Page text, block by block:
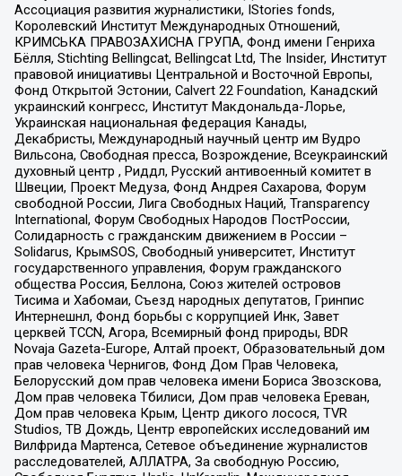
Ассоциация развития журналистики, IStories fonds,
Королевский Институт Международных Отношений,
КРИМСЬКА ПРАВОЗАХИСНА ГРУПА, Фонд имени Генриха
Бёлля, Stichting Bellingcat, Bellingcat Ltd, The Insider, Институт
правовой инициативы Центральной и Восточной Европы,
Фонд Открытой Эстонии, Calvert 22 Foundation, Канадский
украинский конгресс, Институт Макдональда-Лорье,
Украинская национальная федерация Канады,
Декабристы, Международный научный центр им Вудро
Вильсона, Свободная пресса, Возрождение, Всеукраинский
духовный центр , Риддл, Русский антивоенный комитет в
Швеции, Проект Медуза, Фонд Андрея Сахарова, Форум
свободной России, Лига Свободных Наций, Transparеncy
International, Форум Свободных Народов ПостРоссии,
Солидарность с гражданским движением в России –
Solidarus, КрымSOS, Свободный университет, Институт
государственного управления, Форум гражданского
общества Россия, Беллона, Союз жителей островов
Тисима и Хабомаи, Съезд народных депутатов, Гринпис
Интернешнл, Фонд борьбы с коррупцией Инк, Завет
церквей TCCN, Агора, Всемирный фонд природы, BDR
Novaja Gazeta-Europe, Алтай проект, Образовательный дом
прав человека Чернигов, Фонд Дом Прав Человека,
Белорусский дом прав человека имени Бориса Звозскова,
Дом прав человека Тбилиси, Дом прав человека Ереван,
Дом прав человека Крым, Центр дикого лосося, TVR
Studios, ТВ Дождь, Центр европейских исследований им
Вилфрида Мартенса, Сетевое объединение журналистов
расследователей, АЛЛАТРА, За свободную Россию,